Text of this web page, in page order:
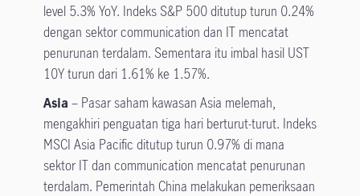
level 5.3% YoY. Indeks S&P 500 ditutup turun 0.24%
dengan sektor communication dan IT mencatat
penurunan terdalam. Sementara itu imbal hasil UST
10Y turun dari 1.61% ke 1.57%.
Asia – Pasar saham kawasan Asia melemah,
mengakhiri penguatan tiga hari berturut-turut. Indeks
MSCI Asia Pacific ditutup turun 0.97% di mana
sektor IT dan communication mencatat penurunan
terdalam. Pemerintah China melakukan pemeriksaan